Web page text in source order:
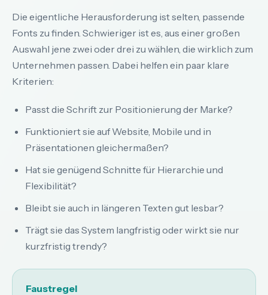
Die eigentliche Herausforderung ist selten, passende
Fonts zu finden. Schwieriger ist es, aus einer großen
Auswahl jene zwei oder drei zu wählen, die wirklich zum
Unternehmen passen. Dabei helfen ein paar klare
Kriterien:
Passt die Schrift zur Positionierung der Marke?
Funktioniert sie auf Website, Mobile und in
Präsentationen gleichermaßen?
Hat sie genügend Schnitte für Hierarchie und
Flexibilität?
Bleibt sie auch in längeren Texten gut lesbar?
Trägt sie das System langfristig oder wirkt sie nur
kurzfristig trendy?
Faustregel